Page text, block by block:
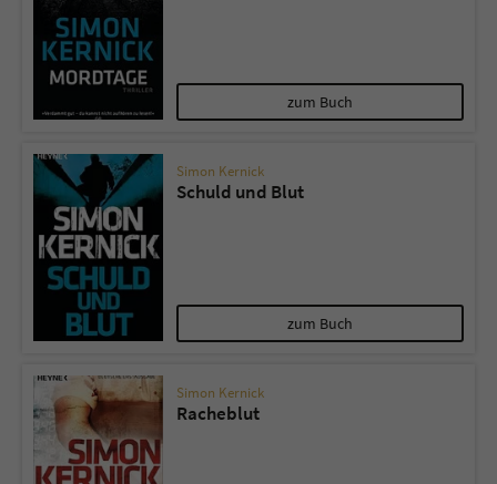
zum Buch
Simon Kernick
Schuld und Blut
zum Buch
Simon Kernick
Racheblut